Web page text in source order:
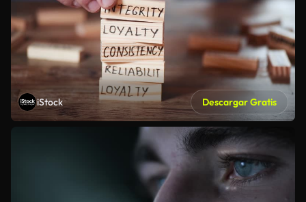
iStock Descargar Gratis